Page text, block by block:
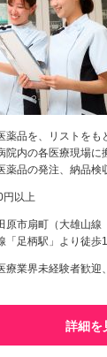
薬品を、リストをも
院内の各医療現場に
薬品の発注、納品検
円以上
原市扇町（大雄山線
「足柄駅」より徒歩
療業界未経験者歓迎
詳細を